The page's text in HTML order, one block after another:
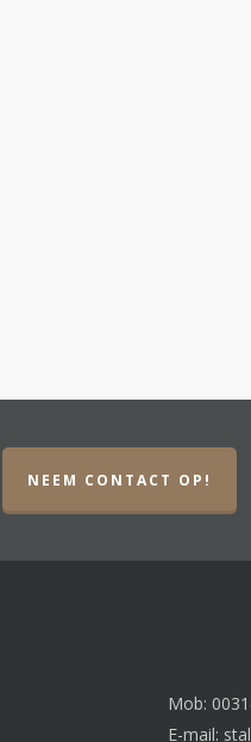
NEEM CONTACT OP!
Mob:
E-mail: